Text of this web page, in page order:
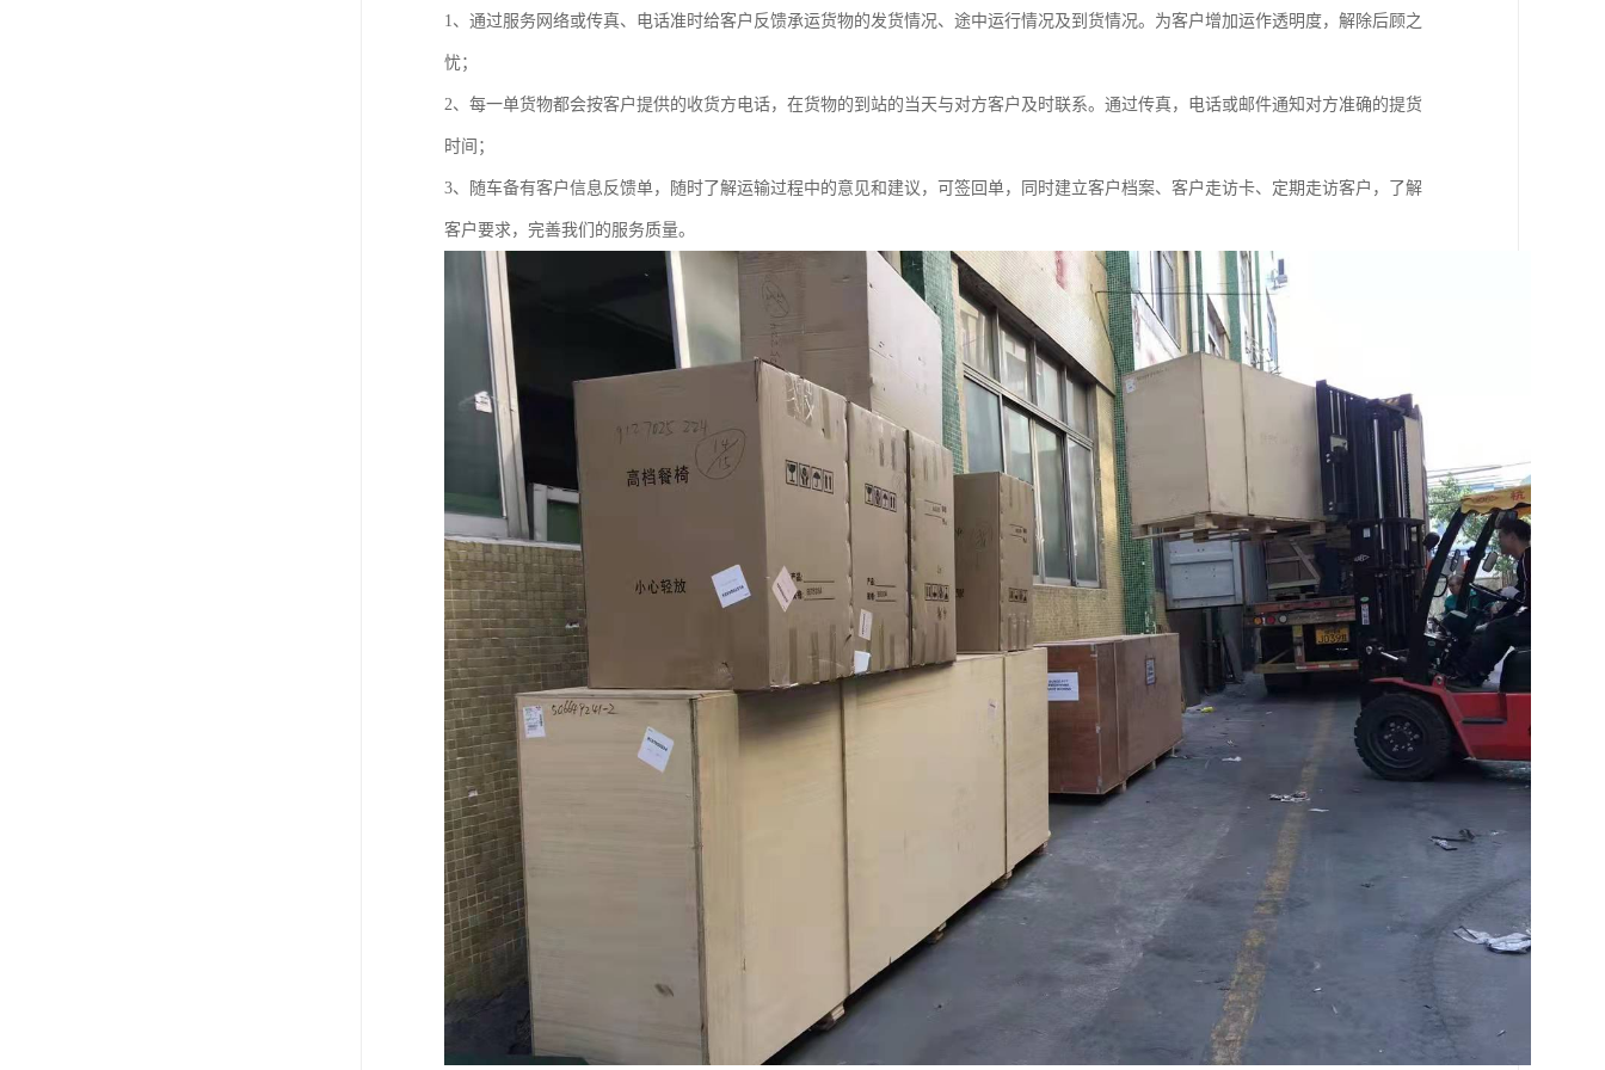
1、通过服务网络或传真、电话准时给客户反馈承运货物的发货情况、途中运行情况及到货情况。为客户增加运作透明度，解除后顾之
忧；
2、每一单货物都会按客户提供的收货方电话，在货物的到站的当天与对方客户及时联系。通过传真，电话或邮件通知对方准确的提货
时间；
3、随车备有客户信息反馈单，随时了解运输过程中的意见和建议，可签回单，同时建立客户档案、客户走访卡、定期走访客户，了解
客户要求，完善我们的服务质量。